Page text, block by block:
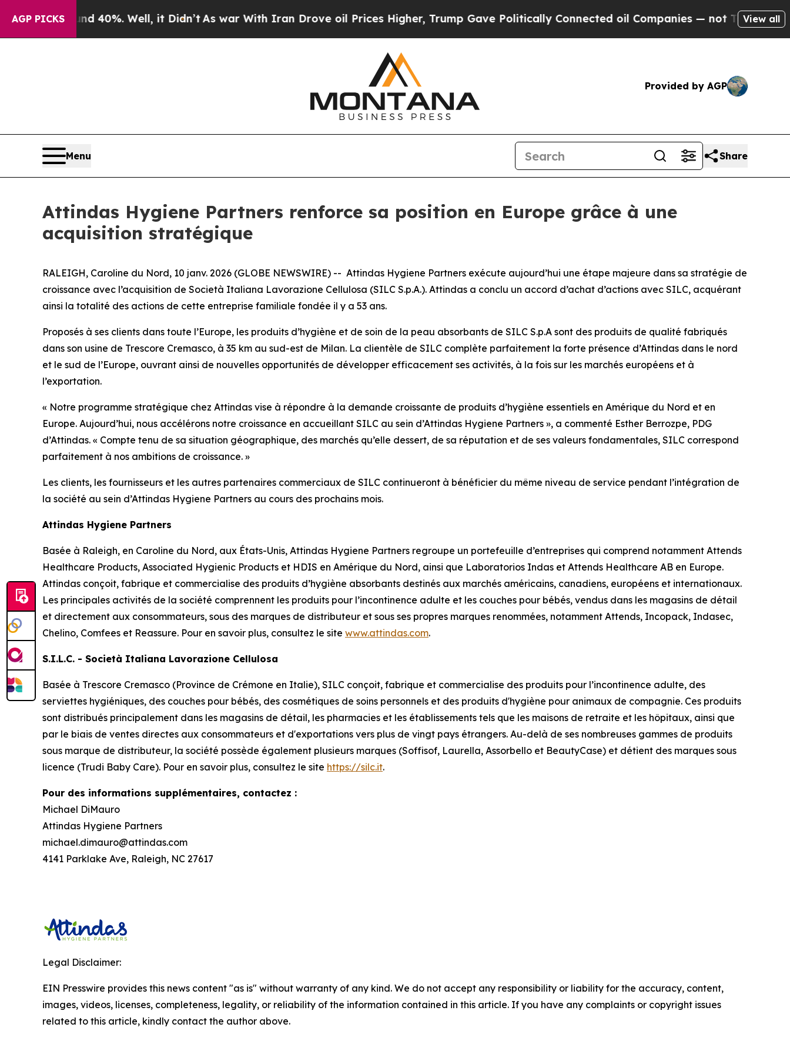
AGP PICKS
Around 40%. Well, it Didn’tAs war With Iran Drove oil Prices Higher, Trump Gave Politically Connected oil Companies — not Taxpayers — the
View all
Provided by AGP
Menu Share
Attindas Hygiene Partners renforce sa position en Europe grâce à une
acquisition stratégique
RALEIGH, Caroline du Nord, 10 janv. 2026 (GLOBE NEWSWIRE) -- Attindas Hygiene Partners exécute aujourd’hui une étape majeure dans sa stratégie de
croissance avec l’acquisition de Società Italiana Lavorazione Cellulosa (SILC S.p.A.). Attindas a conclu un accord d’achat d’actions avec SILC, acquérant
ainsi la totalité des actions de cette entreprise familiale fondée il y a 53 ans.
Proposés à ses clients dans toute l’Europe, les produits d’hygiène et de soin de la peau absorbants de SILC S.p.A sont des produits de qualité fabriqués
dans son usine de Trescore Cremasco, à 35 km au sud-est de Milan. La clientèle de SILC complète parfaitement la forte présence d’Attindas dans le nord
et le sud de l’Europe, ouvrant ainsi de nouvelles opportunités de développer efficacement ses activités, à la fois sur les marchés européens et à
l’exportation.
« Notre programme stratégique chez Attindas vise à répondre à la demande croissante de produits d’hygiène essentiels en Amérique du Nord et en
Europe. Aujourd’hui, nous accélérons notre croissance en accueillant SILC au sein d’Attindas Hygiene Partners », a commenté Esther Berrozpe, PDG
d’Attindas. « Compte tenu de sa situation géographique, des marchés qu’elle dessert, de sa réputation et de ses valeurs fondamentales, SILC correspond
parfaitement à nos ambitions de croissance. »
Les clients, les fournisseurs et les autres partenaires commerciaux de SILC continueront à bénéficier du même niveau de service pendant l’intégration de
la société au sein d’Attindas Hygiene Partners au cours des prochains mois.
Attindas Hygiene Partners
Basée à Raleigh, en Caroline du Nord, aux États-Unis, Attindas Hygiene Partners regroupe un portefeuille d’entreprises qui comprend notamment Attends
Healthcare Products, Associated Hygienic Products et HDIS en Amérique du Nord, ainsi que Laboratorios Indas et Attends Healthcare AB en Europe.
Attindas conçoit, fabrique et commercialise des produits d’hygiène absorbants destinés aux marchés américains, canadiens, européens et internationaux.
Les principales activités de la société comprennent les produits pour l’incontinence adulte et les couches pour bébés, vendus dans les magasins de détail
et directement aux consommateurs, sous des marques de distributeur et sous ses propres marques renommées, notamment Attends, Incopack, Indasec,
Chelino, Comfees et Reassure. Pour en savoir plus, consultez le site www.attindas.com.
S.I.L.C. - Società Italiana Lavorazione Cellulosa
Basée à Trescore Cremasco (Province de Crémone en Italie), SILC conçoit, fabrique et commercialise des produits pour l’incontinence adulte, des
serviettes hygiéniques, des couches pour bébés, des cosmétiques de soins personnels et des produits d'hygiène pour animaux de compagnie. Ces produits
sont distribués principalement dans les magasins de détail, les pharmacies et les établissements tels que les maisons de retraite et les hôpitaux, ainsi que
par le biais de ventes directes aux consommateurs et d'exportations vers plus de vingt pays étrangers. Au-delà de ses nombreuses gammes de produits
sous marque de distributeur, la société possède également plusieurs marques (Soffisof, Laurella, Assorbello et BeautyCase) et détient des marques sous
licence (Trudi Baby Care). Pour en savoir plus, consultez le site https://silc.it.
Pour des informations supplémentaires, contactez :
Michael DiMauro
Attindas Hygiene Partners
michael.dimauro@attindas.com
4141 Parklake Ave, Raleigh, NC 27617
Legal Disclaimer:
EIN Presswire provides this news content "as is" without warranty of any kind. We do not accept any responsibility or liability for the accuracy, content,
images, videos, licenses, completeness, legality, or reliability of the information contained in this article. If you have any complaints or copyright issues
related to this article, kindly contact the author above.